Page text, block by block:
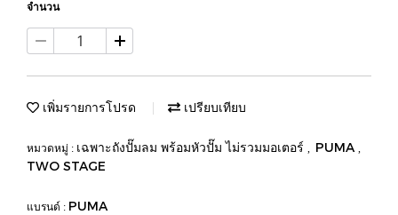
จำนวน
เพิ่มรายการโปรด เปรียบเทียบ
หมวดหมู่ : เฉพาะถังปั๊มลม พร้อมหัวปั๊ม ไม่รวมมอเตอร์ , PUMA ,
TWO STAGE
แบรนด์ : PUMA